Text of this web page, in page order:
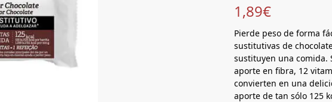
1,89€
Pierde peso de forma
sustitutivas de
sustituyen una comida.
aporte en fibra, 12
convierten en una
aporte de tan sólo 125